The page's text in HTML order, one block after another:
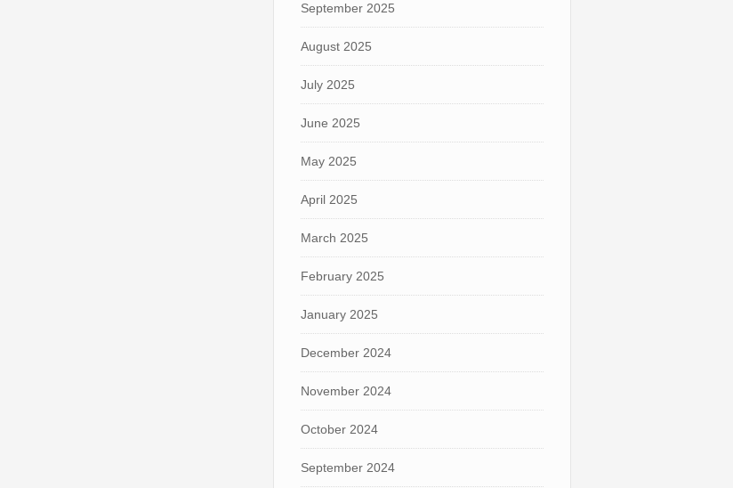
September 2025
August 2025
July 2025
June 2025
May 2025
April 2025
March 2025
February 2025
January 2025
December 2024
November 2024
October 2024
September 2024